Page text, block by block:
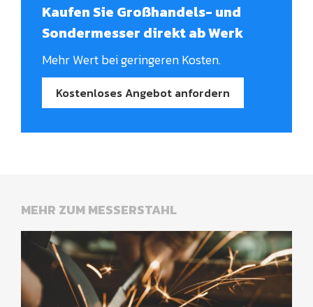
Kaufen Sie Großhandels- und
Sondermesser direkt ab Werk
Mehr Wert bei geringeren Kosten.
Kostenloses Angebot anfordern
MEHR ZUM MESSERSTAHL